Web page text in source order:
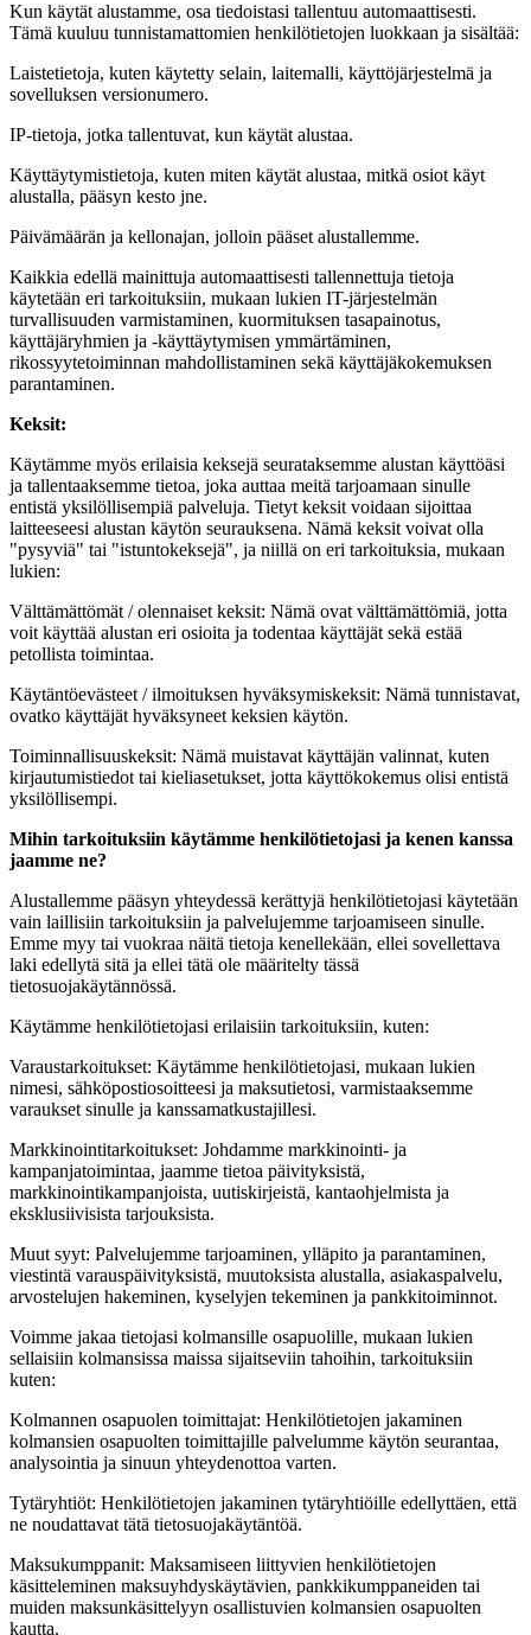
Kun käytät alustamme, osa tiedoistasi tallentuu automaattisesti.
Tämä kuuluu tunnistamattomien henkilötietojen luokkaan ja sisältää:
Laistetietoja, kuten käytetty selain, laitemalli, käyttöjärjestelmä ja
sovelluksen versionumero.
IP-tietoja, jotka tallentuvat, kun käytät alustaa.
Käyttäytymistietoja, kuten miten käytät alustaa, mitkä osiot käyt
alustalla, pääsyn kesto jne.
Päivämäärän ja kellonajan, jolloin pääset alustallemme.
Kaikkia edellä mainittuja automaattisesti tallennettuja tietoja
käytetään eri tarkoituksiin, mukaan lukien IT-järjestelmän
turvallisuuden varmistaminen, kuormituksen tasapainotus,
käyttäjäryhmien ja -käyttäytymisen ymmärtäminen,
rikossyytetoiminnan mahdollistaminen sekä käyttäjäkokemuksen
parantaminen.
Keksit:
Käytämme myös erilaisia keksejä seurataksemme alustan käyttöäsi
ja tallentaaksemme tietoa, joka auttaa meitä tarjoamaan sinulle
entistä yksilöllisempiä palveluja. Tietyt keksit voidaan sijoittaa
laitteeseesi alustan käytön seurauksena. Nämä keksit voivat olla
"pysyviä" tai "istuntokeksejä", ja niillä on eri tarkoituksia, mukaan
lukien:
Välttämättömät / olennaiset keksit: Nämä ovat välttämättömiä, jotta
voit käyttää alustan eri osioita ja todentaa käyttäjät sekä estää
petollista toimintaa.
Käytäntöevästeet / ilmoituksen hyväksymiskeksit: Nämä tunnistavat,
ovatko käyttäjät hyväksyneet keksien käytön.
Toiminnallisuuskeksit: Nämä muistavat käyttäjän valinnat, kuten
kirjautumistiedot tai kieliasetukset, jotta käyttökokemus olisi entistä
yksilöllisempi.
Mihin tarkoituksiin käytämme henkilötietojasi ja kenen kanssa
jaamme ne?
Alustallemme pääsyn yhteydessä kerättyjä henkilötietojasi käytetään
vain laillisiin tarkoituksiin ja palvelujemme tarjoamiseen sinulle.
Emme myy tai vuokraa näitä tietoja kenellekään, ellei sovellettava
laki edellytä sitä ja ellei tätä ole määritelty tässä
tietosuojakäytännössä.
Käytämme henkilötietojasi erilaisiin tarkoituksiin, kuten:
Varaustarkoitukset: Käytämme henkilötietojasi, mukaan lukien
nimesi, sähköpostiosoitteesi ja maksutietosi, varmistaaksemme
varaukset sinulle ja kanssamatkustajillesi.
Markkinointitarkoitukset: Johdamme markkinointi- ja
kampanjatoimintaa, jaamme tietoa päivityksistä,
markkinointikampanjoista, uutiskirjeistä, kantaohjelmista ja
eksklusiivisista tarjouksista.
Muut syyt: Palvelujemme tarjoaminen, ylläpito ja parantaminen,
viestintä varauspäivityksistä, muutoksista alustalla, asiakaspalvelu,
arvostelujen hakeminen, kyselyjen tekeminen ja pankkitoiminnot.
Voimme jakaa tietojasi kolmansille osapuolille, mukaan lukien
sellaisiin kolmansissa maissa sijaitseviin tahoihin, tarkoituksiin
kuten:
Kolmannen osapuolen toimittajat: Henkilötietojen jakaminen
kolmansien osapuolten toimittajille palvelumme käytön seurantaa,
analysointia ja sinuun yhteydenottoa varten.
Tytäryhtiöt: Henkilötietojen jakaminen tytäryhtiöille edellyttäen, että
ne noudattavat tätä tietosuojakäytäntöä.
Maksukumppanit: Maksamiseen liittyvien henkilötietojen
käsitteleminen maksuyhdyskäytävien, pankkikumppaneiden tai
muiden maksunkäsittelyyn osallistuvien kolmansien osapuolten
kautta.